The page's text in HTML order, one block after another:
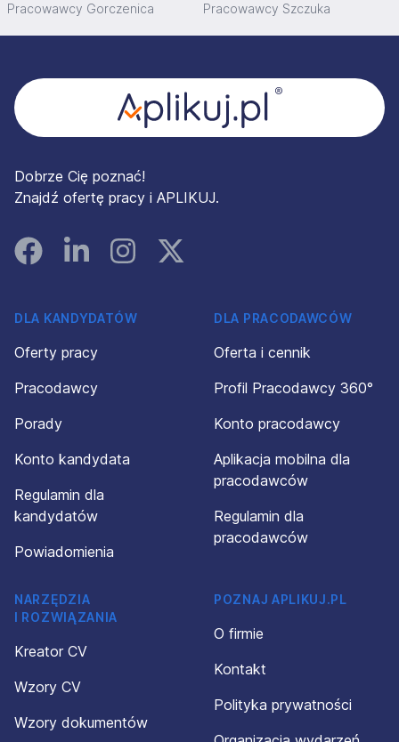
Pracowawcy Gorczenica Pracowawcy Szczuka
Dobrze Cię poznać!
Znajdź ofertę pracy i APLIKUJ.
FacebookLinked InInstagramInstagram
DLA KANDYDATÓW
Oferty pracy
Pracodawcy
Porady
Konto kandydata
Regulamin dla
kandydatów
Powiadomienia
DLA PRACODAWCÓW
Oferta i cennik
Profil Pracodawcy 360°
Konto pracodawcy
Aplikacja mobilna dla
pracodawców
Regulamin dla
pracodawców
NARZĘDZIA
I ROZWIĄZANIA
Kreator CV
Wzory CV
Wzory dokumentów
POZNAJ APLIKUJ.PL
O firmie
Kontakt
Polityka prywatności